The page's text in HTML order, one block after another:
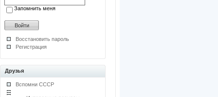
Запомнить меня
Восстановить пароль
Регистрация
Друзья
Вспомни СССР